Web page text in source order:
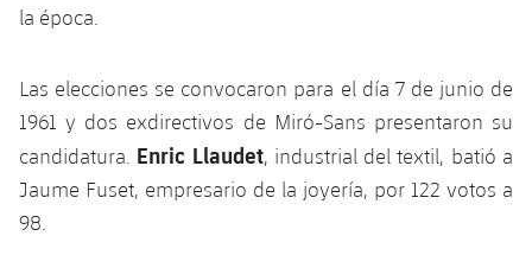
la época.
Las elecciones se convocaron para el día 7 de junio de
1961 y dos exdirectivos de Miró-Sans presentaron su
candidatura. Enric Llaudet, industrial del textil, batió a
Jaume Fuset, empresario de la joyería, por 122 votos a
98.